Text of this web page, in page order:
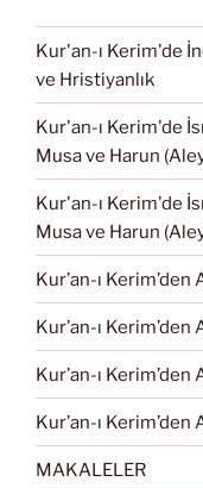
Kur'an-ı Kerim'de
ve Hristiyanlık
Kur'an-ı Kerim'de
Musa ve Harun
Kur'an-ı Kerim'de
Musa ve Harun
Kur’an-ı Kerim’den
Kur’an-ı Kerim’den
Kur’an-ı Kerim’den
Kur’an-ı Kerim’den
MAKALELER